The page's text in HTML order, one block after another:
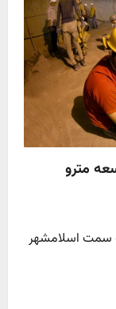
مترو
تهران به سمت اسلامشهر